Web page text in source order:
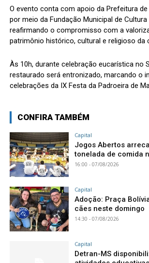
O evento conta com apoio da Prefeitura de
por meio da Fundação Municipal de Cultura
reafirmando o compromisso com a
patrimônio histórico, cultural e religioso da
Às 10h, durante celebração eucarística no
restaurado será entronizado, marcando o
celebrações da IX Festa da Padroeira de
CONFIRA TAMBÉM
Capital
Jogos Abertos
tonelada de comida
16:00 - 07/08/2026
Capital
Adoção: Praça
cães neste domingo
14:30 - 07/08/2026
Capital
Detran-MS